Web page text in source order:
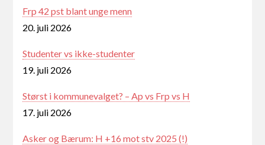
Frp 42 pst blant unge menn
20. juli 2026
Studenter vs ikke-studenter
19. juli 2026
Størst i kommunevalget? – Ap vs Frp vs H
17. juli 2026
Asker og Bærum: H +16 mot stv 2025 (!)